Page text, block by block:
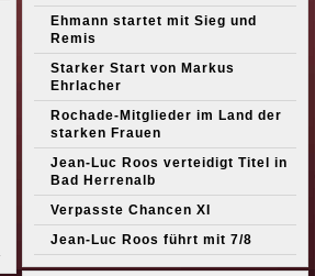
Ehmann startet mit Sieg und
Remis
Starker Start von Markus
Ehrlacher
Rochade-Mitglieder im Land der
starken Frauen
Jean-Luc Roos verteidigt Titel in
Bad Herrenalb
Verpasste Chancen XI
Jean-Luc Roos führt mit 7/8